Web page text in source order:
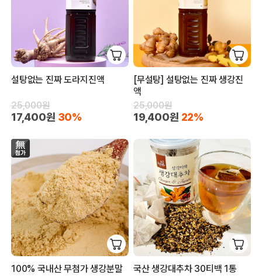
설탕없는 진짜 도라지진액
25,000원
17,400원 30%
[무설탕] 설탕없는 진짜 생강진
액
25,000원
19,400원 22%
100% 국내산 무첨가 생강분말 국산 생강대추차 30티백 1통